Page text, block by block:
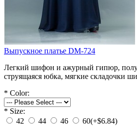
Выпускное платье DM-724
Легкий шифон и ажурный гипюр,
струящаяся юбка, мягкие складочки
* Color:
* Size:
42
44 46 60(+$6.84)